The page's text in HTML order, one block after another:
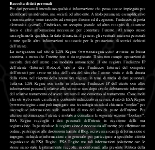
Raccolta di dati personali
Per dati personali intendiamo qualsiasi informazione che possa essere impiegata per
identificare un individuo, una società od altro ente. A titolo puramente esemplificativo
e non esaustivo viene raccolto ad esempio il nome ed il cognome, l’indirizzo di posta
elettronica (e-mail), l’indirizzo, un recapito postale od altro recapito di carattere
fisico e altre informazioni necessarie per contattare l’utente. Al tempo stesso
raccogliamo la qualifica, la data di nascita, il genere, gli eventuali interessi personali
e tutte quelle altre informazioni necessarie per la prestazione di servizi richiesti
dall’utente.
La navigazione sul sito di ESA Regine (www.esaregine.com) avviene in forma
anonima, a meno che l’utente non si sia registrato. Il sito non compie operazioni di
raccolta dati dell’utente con modalità automatiche. Il sito registra l’indirizzo IP
dell’utente (Internet Protocol, vale a dire l’indirizzo Internet del computer
dell’utente) per avere un’idea dell’area del sito che l’utente visita e della durata
della visita, nel rispetto della normativa vigente in tema di tutela di dati personali.
Tuttavia, ESA Regine non mette in relazione l’indirizzo IP dell’utente con altre
informazioni personali relative allo stesso se non dopo averlo debitamente informato
del relativo trattamento ed avere ottenuto il suo consenso al trattamento. Come molti
altri siti web aventi carattere e contenuto indirizzato ai servizi, il sito di ESA Regine
(www.esaregine.com) può impiegare una tecnologia standard chiamata “cookie” per
raccogliere informazioni sulle modalità di uso del sito da parte dell’utente. Per
ulteriori informazioni, l’utente è invitato a consultare la seguente sezione “Cookies “.
ESA Regine raccoglie i dati personali dell’utente in occasione della sua
registrazione. In particolare la registrazione è necessaria all’utente per effettuare un
ordine, partecipare alle discussioni tramite il Blog, iscriversi ai campi di formazione e
impegno, richiedere informazioni e in generale per partecipare a specifiche attività
organizzare da ESA Regine. ESA Regine usa tali informazioni solamente ove le
stesse siano state legittimamente raccolte, in conformità alla presente Politica della